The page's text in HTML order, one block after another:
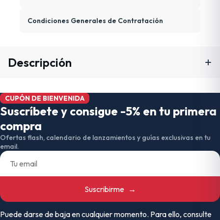
Condiciones Generales de Contratación
Descripción
CUPÓN DE BIENVENIDA
Suscríbete y consigue -5% en tu primera
compra
Ofertas flash, calendario de lanzamientos y guías exclusivas en tu
email.
Suscribirme →
Puede darse de baja en cualquier momento. Para ello, consulte